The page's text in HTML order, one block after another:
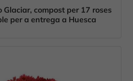
Glaciar, compost per 17 roses
per a entrega a Huesca